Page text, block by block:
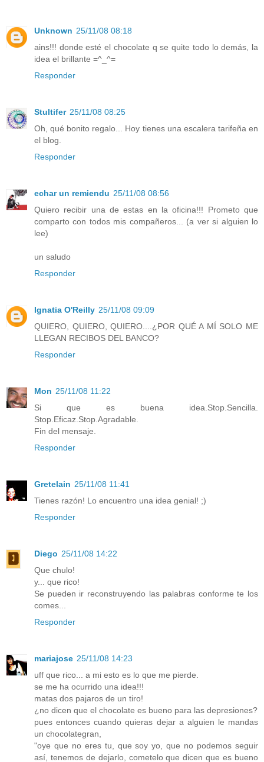
Unknown 25/11/08 08:18
ains!!! donde esté el chocolate q se quite todo lo demás, la
idea el brillante =^_^=
Responder
Stultifer 25/11/08 08:25
Oh, qué bonito regalo... Hoy tienes una escalera tarifeña en
el blog.
Responder
echar un remiendu 25/11/08 08:56
Quiero recibir una de estas en la oficina!!! Prometo que
comparto con todos mis compañeros... (a ver si alguien lo
lee)
un saludo
Responder
Ignatia O'Reilly 25/11/08 09:09
QUIERO, QUIERO, QUIERO....¿POR QUÉ A MÍ SOLO ME
LLEGAN RECIBOS DEL BANCO?
Responder
Mon 25/11/08 11:22
Si que es buena idea.Stop.Sencilla.
Stop.Eficaz.Stop.Agradable.
Fin del mensaje.
Responder
Gretelain 25/11/08 11:41
Tienes razón! Lo encuentro una idea genial! ;)
Responder
Diego 25/11/08 14:22
Que chulo!
y... que rico!
Se pueden ir reconstruyendo las palabras conforme te los
comes...
Responder
mariajose 25/11/08 14:23
uff que rico... a mi esto es lo que me pierde.
se me ha ocurrido una idea!!!
matas dos pajaros de un tiro!
¿no dicen que el chocolate es bueno para las depresiones?
pues entonces cuando quieras dejar a alguien le mandas
un chocolategran,
"oye que no eres tu, que soy yo, que no podemos seguir
así, tenemos de dejarlo, cometelo que dicen que es bueno